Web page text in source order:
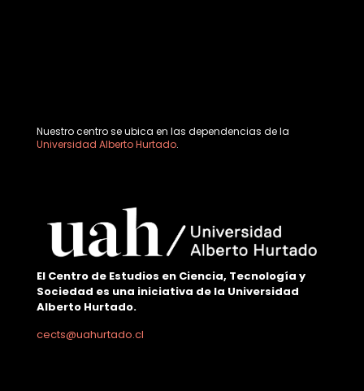
Nuestro centro se ubica en las dependencias de la
Universidad Alberto Hurtado.
El Centro de Estudios en Ciencia, Tecnología y
Sociedad es una iniciativa de la Universidad
Alberto Hurtado.
cects@uahurtado.cl